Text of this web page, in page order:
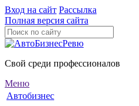
Вход на сайт Рассылка
Полная версия сайта
Свой среди профессионалов
Меню
Автобизнес